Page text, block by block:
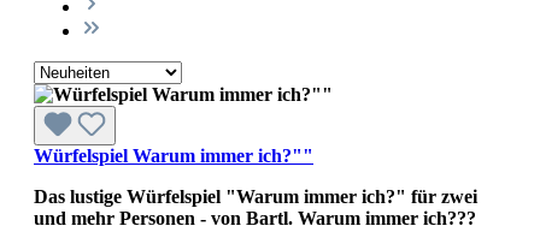
Würfelspiel Warum immer ich?""
Das lustige Würfelspiel "Warum immer ich?" für zwei
und mehr Personen - von Bartl. Warum immer ich???